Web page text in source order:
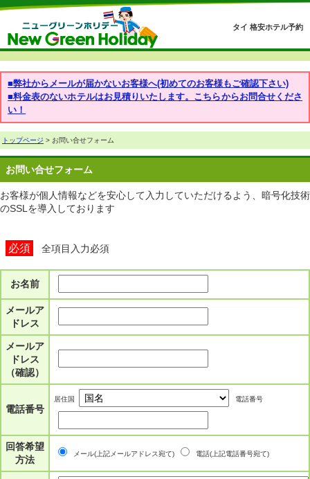
タイ 格安ホテル予約
■弊社からメールが届かないお客様へ(初めてのお客様もご確認下さい)
■料金表のないホテルはお見積りいたします。こちらからお問合せくださ
い！
トップページ > お問い合せフォーム
お問い合せフォーム
お客様が個人情報などを安心して入力していただけるよう、暗号化技術
のSSLを導入しております
必須 全項目入力必須
お名前
メールア
ドレス
メールア
ドレス
（確認）
電話番号
居住国 電話番号
回答希望
方法
メール(上記メールアドレス宛て) 電話(上記電話番号宛て)